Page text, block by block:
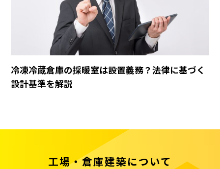
冷凍冷蔵倉庫の採暖室は設置義務？法律に基づく
設計基準を解説
工場・倉庫建築について